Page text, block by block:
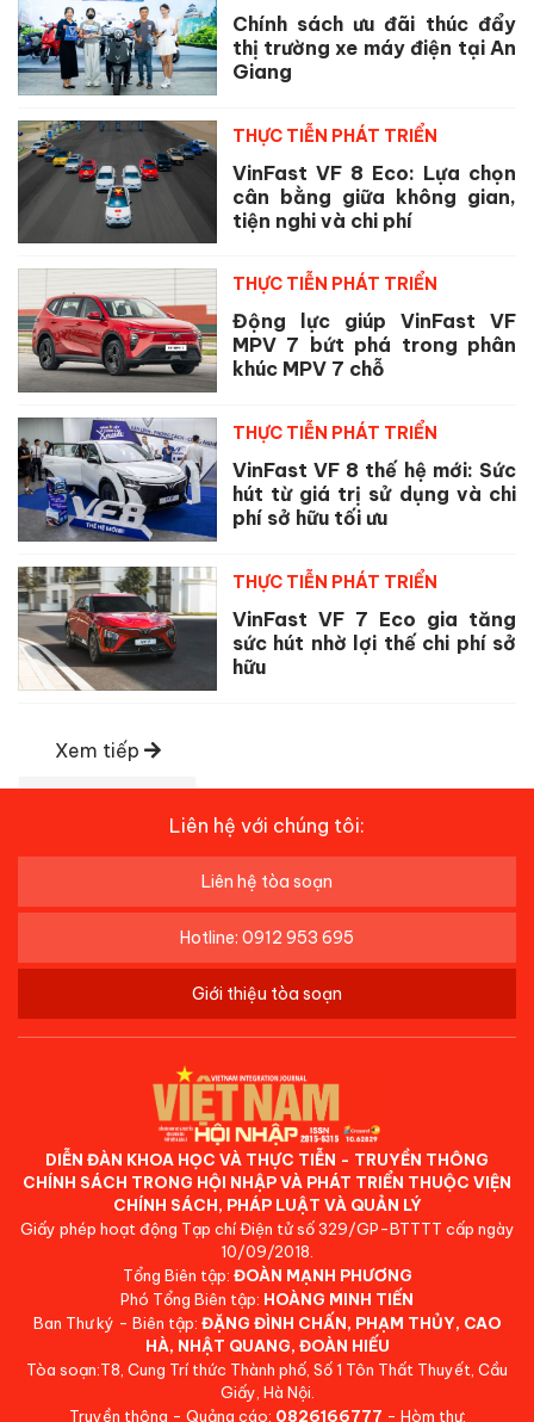
Chính sách ưu đãi thúc đẩy
thị trường xe máy điện tại An
Giang
THỰC TIỄN PHÁT TRIỂN
VinFast VF 8 Eco: Lựa chọn
cân bằng giữa không gian,
tiện nghi và chi phí
THỰC TIỄN PHÁT TRIỂN
Động lực giúp VinFast VF
MPV 7 bứt phá trong phân
khúc MPV 7 chỗ
THỰC TIỄN PHÁT TRIỂN
VinFast VF 8 thế hệ mới: Sức
hút từ giá trị sử dụng và chi
phí sở hữu tối ưu
THỰC TIỄN PHÁT TRIỂN
VinFast VF 7 Eco gia tăng
sức hút nhờ lợi thế chi phí sở
hữu
Xem tiếp
Liên hệ với chúng tôi:
Liên hệ tòa soạn
Hotline: 0912 953 695
Giới thiệu tòa soạn
DIỄN ĐÀN KHOA HỌC VÀ THỰC TIỄN - TRUYỀN THÔNG
CHÍNH SÁCH TRONG HỘI NHẬP VÀ PHÁT TRIỂN THUỘC VIỆN
CHÍNH SÁCH, PHÁP LUẬT VÀ QUẢN LÝ
Giấy phép hoạt động Tạp chí Điện tử số 329/GP-BTTTT cấp ngày
10/09/2018.
Tổng Biên tập: ĐOÀN MẠNH PHƯƠNG
Phó Tổng Biên tập: HOÀNG MINH TIẾN
Ban Thư ký - Biên tập: ĐẶNG ĐÌNH CHẤN, PHẠM THỦY, CAO
HÀ, NHẬT QUANG, ĐOÀN HIẾU
Tòa soạn:T8, Cung Trí thức Thành phố, Số 1 Tôn Thất Thuyết, Cầu
Giấy, Hà Nội.
Truyền thông - Quảng cáo: 0826166777 - Hòm thư: